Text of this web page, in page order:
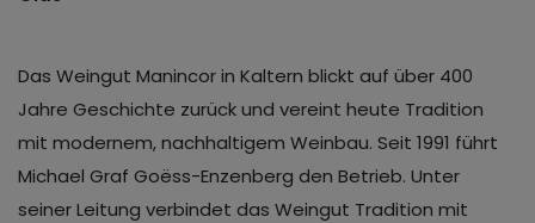
Das Weingut Manincor in Kaltern blickt auf über 400
Jahre Geschichte zurück und vereint heute Tradition
mit modernem, nachhaltigem Weinbau. Seit 1991 führt
Michael Graf Goëss-Enzenberg den Betrieb. Unter
seiner Leitung verbindet das Weingut Tradition mit